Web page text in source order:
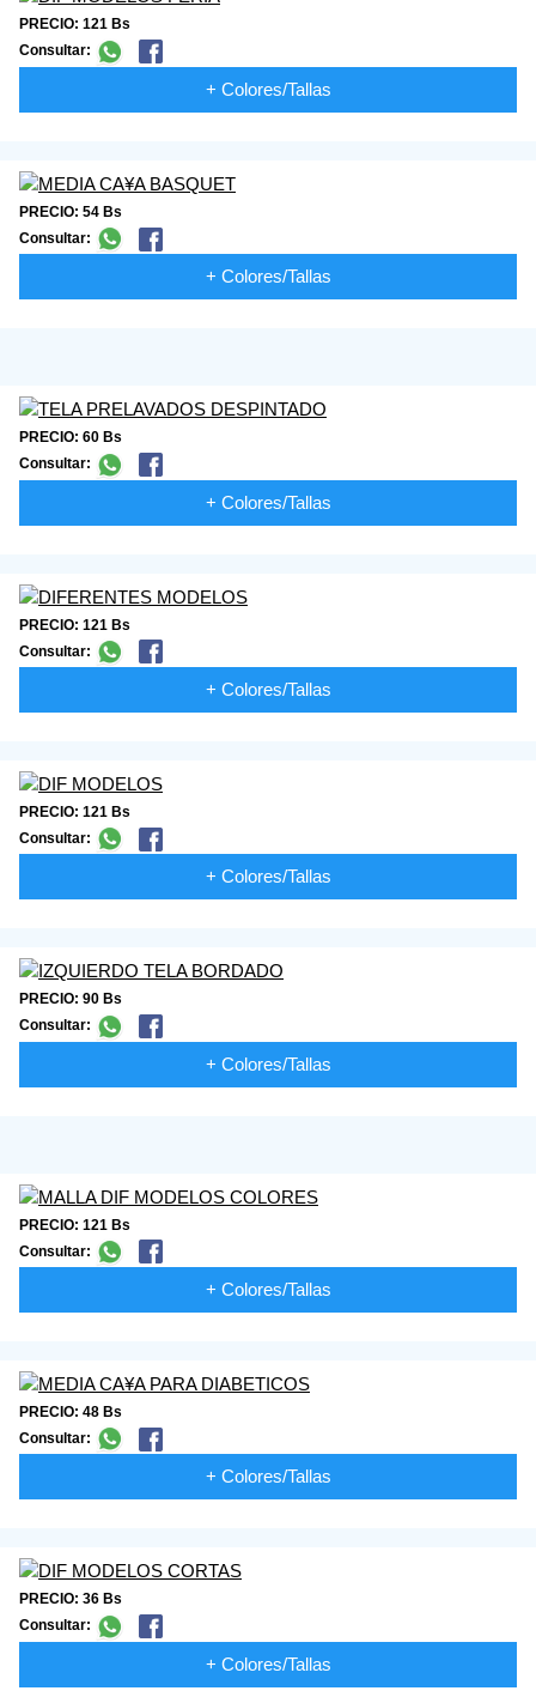
PRECIO: 121 Bs
Consultar:
+ Colores/Tallas
PRECIO: 54 Bs
Consultar:
+ Colores/Tallas
PRECIO: 60 Bs
Consultar:
+ Colores/Tallas
PRECIO: 121 Bs
Consultar:
+ Colores/Tallas
PRECIO: 121 Bs
Consultar:
+ Colores/Tallas
PRECIO: 90 Bs
Consultar:
+ Colores/Tallas
PRECIO: 121 Bs
Consultar:
+ Colores/Tallas
PRECIO: 48 Bs
Consultar:
+ Colores/Tallas
PRECIO: 36 Bs
Consultar:
+ Colores/Tallas